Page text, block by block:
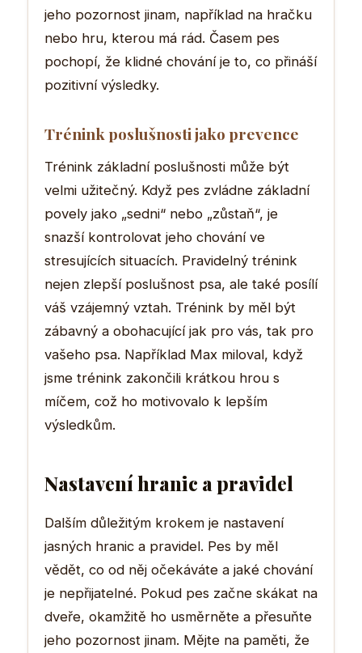
jeho pozornost jinam, například na hračku
nebo hru, kterou má rád. Časem pes
pochopí, že klidné chování je to, co přináší
pozitivní výsledky.
Trénink poslušnosti jako prevence
Trénink základní poslušnosti může být
velmi užitečný. Když pes zvládne základní
povely jako „sedni“ nebo „zůstaň“, je
snazší kontrolovat jeho chování ve
stresujících situacích. Pravidelný trénink
nejen zlepší poslušnost psa, ale také posílí
váš vzájemný vztah. Trénink by měl být
zábavný a obohacující jak pro vás, tak pro
vašeho psa. Například Max miloval, když
jsme trénink zakončili krátkou hrou s
míčem, což ho motivovalo k lepším
výsledkům.
Nastavení hranic a pravidel
Dalším důležitým krokem je nastavení
jasných hranic a pravidel. Pes by měl
vědět, co od něj očekáváte a jaké chování
je nepřijatelné. Pokud pes začne skákat na
dveře, okamžitě ho usměrněte a přesuňte
jeho pozornost jinam. Mějte na paměti, že